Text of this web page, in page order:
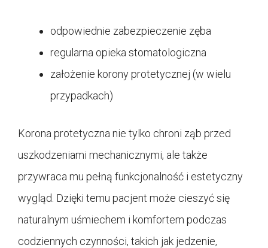
odpowiednie zabezpieczenie zęba
regularna opieka stomatologiczna
założenie korony protetycznej (w wielu
przypadkach)
Korona protetyczna nie tylko chroni ząb przed
uszkodzeniami mechanicznymi, ale także
przywraca mu pełną funkcjonalność i estetyczny
wygląd. Dzięki temu pacjent może cieszyć się
naturalnym uśmiechem i komfortem podczas
codziennych czynności, takich jak jedzenie,